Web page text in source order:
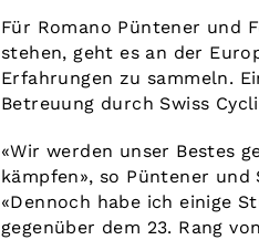
Für Romano Püntener und
stehen, geht es an der
Erfahrungen zu sammeln.
Betreuung durch Swiss
«Wir werden unser Bestes
kämpfen», so Püntener und
«Dennoch habe ich einige
gegenüber dem 23. Rang